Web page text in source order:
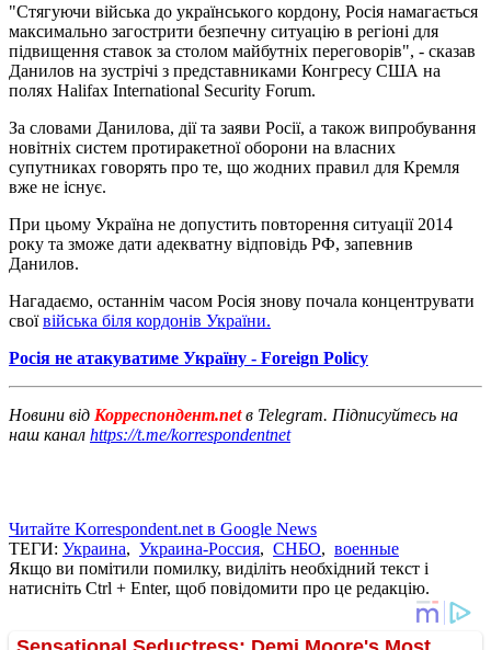
"Стягуючи війська до українського кордону, Росія намагається
максимально загострити безпечну ситуацію в регіоні для
підвищення ставок за столом майбутніх переговорів", - сказав
Данилов на зустрічі з представниками Конгресу США на
полях Halifax International Security Forum.
За словами Данилова, дії та заяви Росії, а також випробування
новітніх систем протиракетної оборони на власних
супутниках говорять про те, що жодних правил для Кремля
вже не існує.
При цьому Україна не допустить повторення ситуації 2014
року та зможе дати адекватну відповідь РФ, запевнив
Данилов.
Нагадаємо, останнім часом Росія знову почала концентрувати
своївійська біля кордонів України.
Росія не атакуватиме Україну - Foreign Policy
Новини від Корреспондент.netв Telegram. Підписуйтесь на
наш канал https://t.me/korrespondentnet
Читайте Korrespondent.net в Google News
ТЕГИ: Украина, Украина-Россия, СНБО, военные
Якщо ви помітили помилку, виділіть необхідний текст і
натисніть Ctrl + Enter, щоб повідомити про це редакцію.